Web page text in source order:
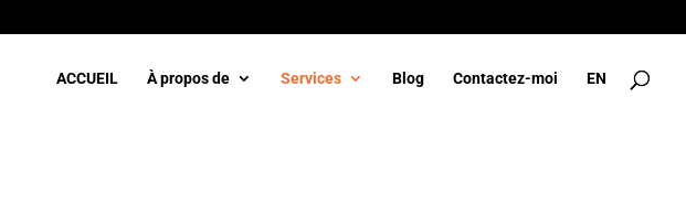
ACCUEIL À propos de Services Blog Contactez-moi EN